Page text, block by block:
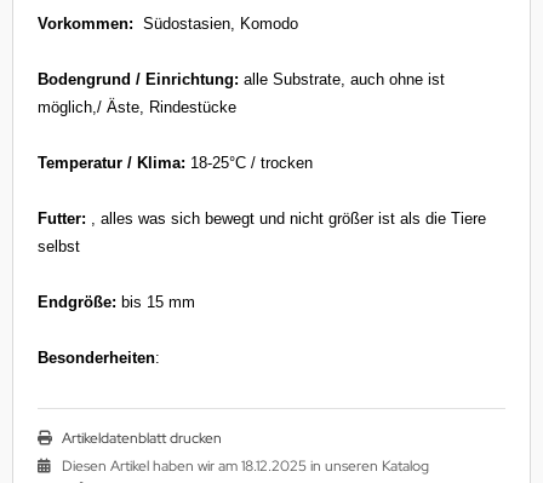
Vorkommen: Südostasien, Komodo
Bodengrund / Einrichtung: alle Substrate, auch ohne ist
möglich,/ Äste, Rindestücke
Temperatur / Klima: 18-25°C / trocken
Futter: , alles was sich bewegt und nicht größer ist als die Tiere
selbst
Endgröße: bis 15 mm
Besonderheiten:
Artikeldatenblatt drucken
Diesen Artikel haben wir am 18.12.2025 in unseren Katalog